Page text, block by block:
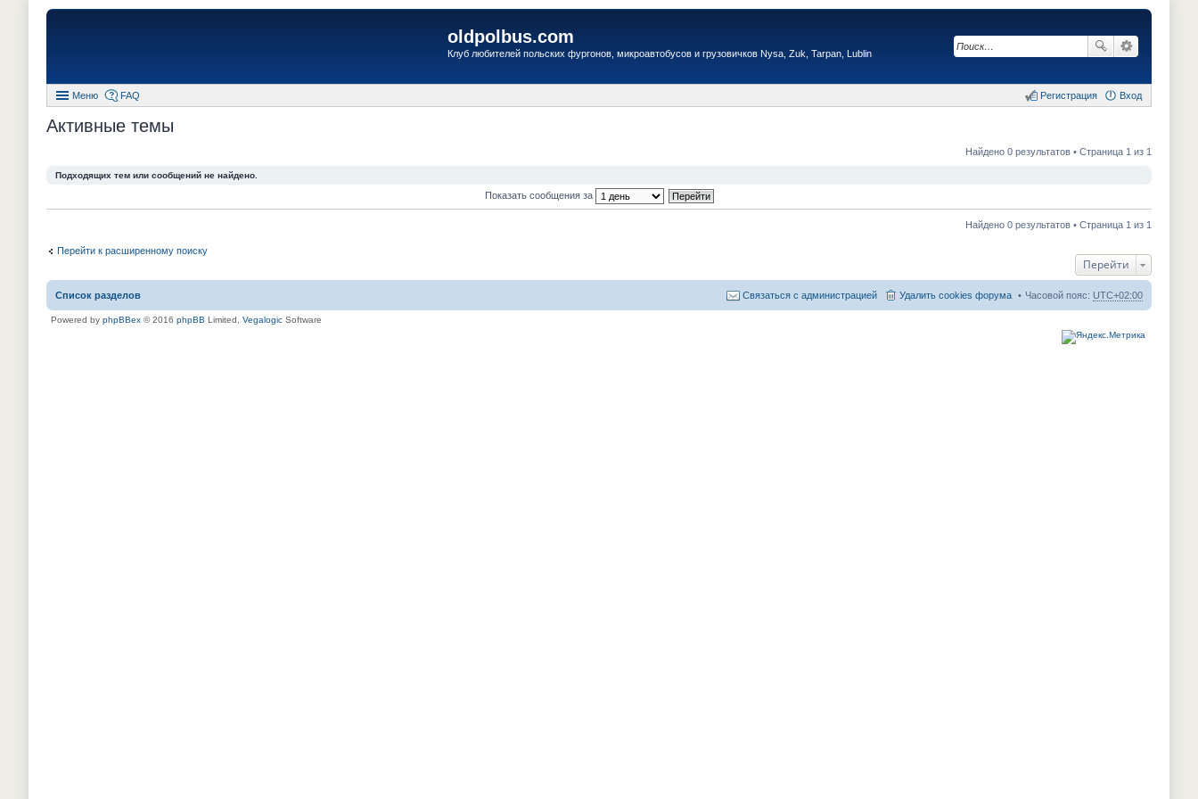
oldpolbus.com
Клуб любителей польских фургонов, микроавтобусов и грузовичков Nysa, Zuk, Tarpan, Lublin
Меню FAQ Вход
Регистрация
Активные темы
Найдено 0 результатов • Страница 1 из 1
Подходящих тем или сообщений не найдено.
Показать сообщения за
Найдено 0 результатов • Страница 1 из 1
Перейти к расширенному поиску
Перейти
Список разделов Часовой пояс: UTC+02:00
Удалить cookies форума
Связаться с администрацией
Powered by phpBBex © 2016 phpBB Limited, Vegalogic Software